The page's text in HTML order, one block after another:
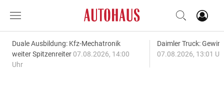
Duale Ausbildung: Kfz-Mechatronik
weiter Spitzenreiter 07.08.2026, 14:00
Uhr
Daimler Truck:
07.08.2026, 13:01